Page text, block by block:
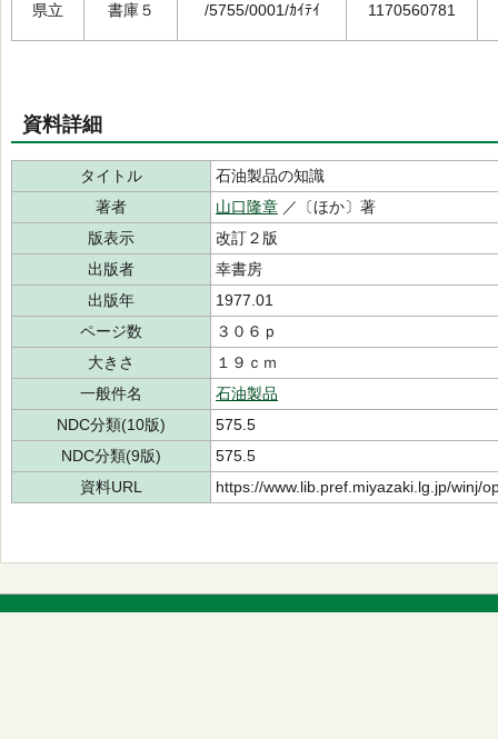
県立 書庫５ /5755/0001/ｶｲﾃｲ 1170560781
資料詳細
タイトル
石油製品の知識
著者
山口隆章 ／〔ほか〕著
版表示
改訂２版
出版者
幸書房
出版年
1977.01
ページ数
３０６ｐ
大きさ
１９ｃｍ
一般件名
石油製品
NDC分類(10版)
575.5
NDC分類(9版)
575.5
資料URL
https://www.lib.pref.miyazaki.lg.jp/winj/